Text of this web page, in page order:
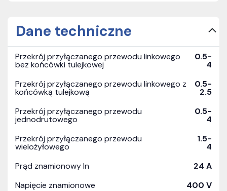
Dane techniczne
Przekrój przyłączanego przewodu linkowego
bez końcówki tulejkowej
0.5-
4
Przekrój przyłączanego przewodu linkowego z
końcówką tulejkową
0.5-
2.5
Przekrój przyłączanego przewodu
jednodrutowego
0.5-
4
Przekrój przyłączanego przewodu
wielożyłowego
1.5-
4
Prąd znamionowy In
24 A
Napięcie znamionowe
400 V